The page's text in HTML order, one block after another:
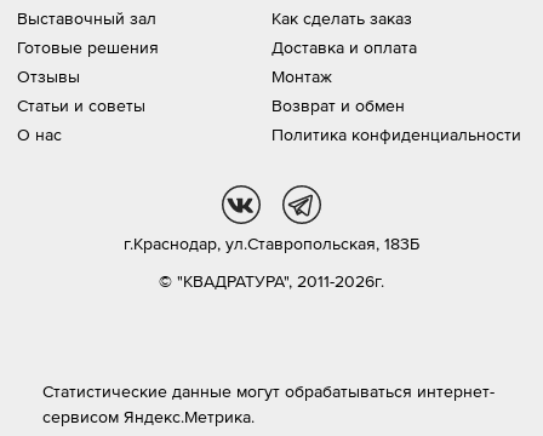
Выставочный зал
Готовые решения
Отзывы
Статьи и советы
О нас
Как сделать заказ
Доставка и оплата
Монтаж
Возврат и обмен
Политика конфиденциальности
© "КВАДРАТУРА", 2011-2026г.
г.Краснодар, ул.Ставропольская, 183Б
vk
Статистические данные могут обрабатываться интернет-
сервисом Яндекс.Метрика.